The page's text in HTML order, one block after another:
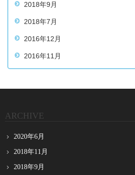
2018年9月
2018年7月
2016年12月
2016年11月
ARCHIVE
2020年6月
2018年11月
2018年9月